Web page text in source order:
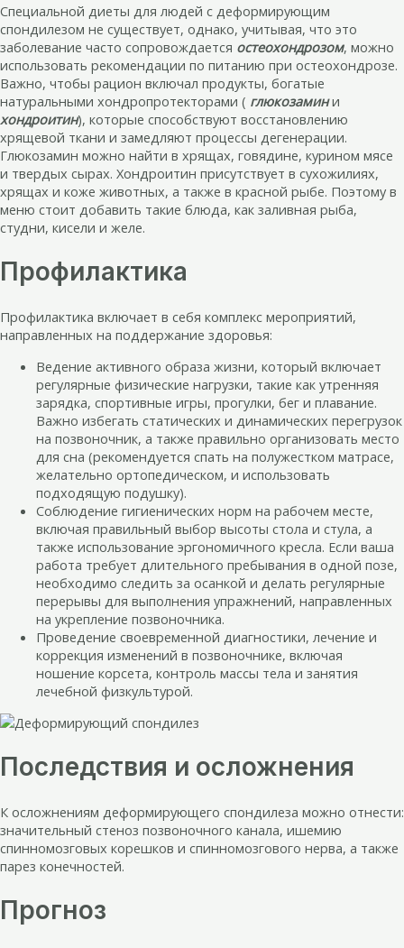
Специальной диеты для людей с деформирующим
спондилезом не существует, однако, учитывая, что это
заболевание часто сопровождается остеохондрозом, можно
использовать рекомендации по питанию при остеохондрозе.
Важно, чтобы рацион включал продукты, богатые
натуральными хондропротекторами ( глюкозамини
хондроитин), которые способствуют восстановлению
хрящевой ткани и замедляют процессы дегенерации.
Глюкозамин можно найти в хрящах, говядине, курином мясе
и твердых сырах. Хондроитин присутствует в сухожилиях,
хрящах и коже животных, а также в красной рыбе. Поэтому в
меню стоит добавить такие блюда, как заливная рыба,
студни, кисели и желе.
Профилактика
Профилактика включает в себя комплекс мероприятий,
направленных на поддержание здоровья:
Ведение активного образа жизни, который включает
регулярные физические нагрузки, такие как утренняя
зарядка, спортивные игры, прогулки, бег и плавание.
Важно избегать статических и динамических перегрузок
на позвоночник, а также правильно организовать место
для сна (рекомендуется спать на полужестком матрасе,
желательно ортопедическом, и использовать
подходящую подушку).
Соблюдение гигиенических норм на рабочем месте,
включая правильный выбор высоты стола и стула, а
также использование эргономичного кресла. Если ваша
работа требует длительного пребывания в одной позе,
необходимо следить за осанкой и делать регулярные
перерывы для выполнения упражнений, направленных
на укрепление позвоночника.
Проведение своевременной диагностики, лечение и
коррекция изменений в позвоночнике, включая
ношение корсета, контроль массы тела и занятия
лечебной физкультурой.
Последствия и осложнения
К осложнениям деформирующего спондилеза можно отнести:
значительный стеноз позвоночного канала, ишемию
спинномозговых корешков и спинномозгового нерва, а также
парез конечностей.
Прогноз